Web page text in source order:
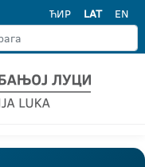
ЋИР LAT EN